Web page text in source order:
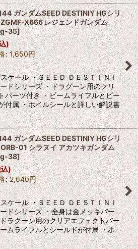
ガンダムSEED DESTINIY HGシリ
X666 レジェンドガンダム
35]
)
: 1,650円
ケール ・ＳＥＥＤ ＤＥＳＴＩＮＩ
ドシリーズ ・ドラグーン用のクリ
パーツ付き ・ビームライフルとビー
付属 ・ホイルシールと詳しい解説書
ガンダムSEED DESTINIY HGシリ
01 シラヌイ アカツキガンダム
38]
)
: 2,640円
ケール ・ＳＥＥＤ ＤＥＳＴＩＮＩ
ドシリーズ ・全身は金メッキパー
ラグーン用のクリアエフェクトパー
ムライフルとシールドが付属 ・ホ